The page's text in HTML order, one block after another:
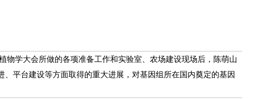
物学大会所做的各项准备工作和实验室、农场建设现场后，陈萌山
平台建设等方面取得的重大进展，对基因组所在国内奠定的基因